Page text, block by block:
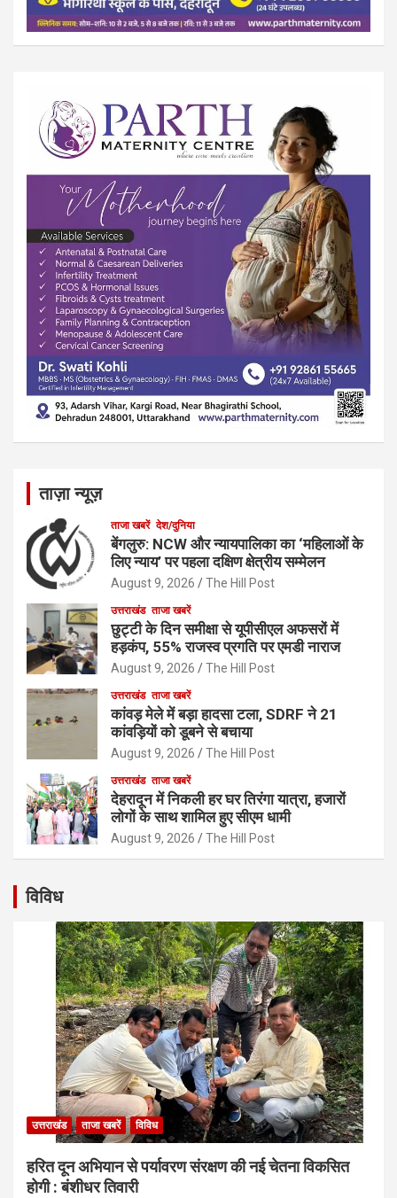
ताज़ा न्यूज़
ताजा खबरें देश/दुनिया
बेंगलुरु: NCW और न्यायपालिका का ‘महिलाओं के
लिए न्याय’ पर पहला दक्षिण क्षेत्रीय सम्मेलन
August 9, 2026 The Hill Post
उत्तराखंड ताजा खबरें
छुट्टी के दिन समीक्षा से यूपीसीएल अफसरों में
हड़कंप, 55% राजस्व प्रगति पर एमडी नाराज
August 9, 2026 The Hill Post
उत्तराखंड ताजा खबरें
कांवड़ मेले में बड़ा हादसा टला, SDRF ने 21
कांवड़ियों को डूबने से बचाया
August 9, 2026 The Hill Post
उत्तराखंड ताजा खबरें
देहरादून में निकली हर घर तिरंगा यात्रा, हजारों
लोगों के साथ शामिल हुए सीएम धामी
August 9, 2026 The Hill Post
विविध
उत्तराखंड ताजा खबरें विविध
हरित दून अभियान से पर्यावरण संरक्षण की नई चेतना विकसित
होगी : बंशीधर तिवारी